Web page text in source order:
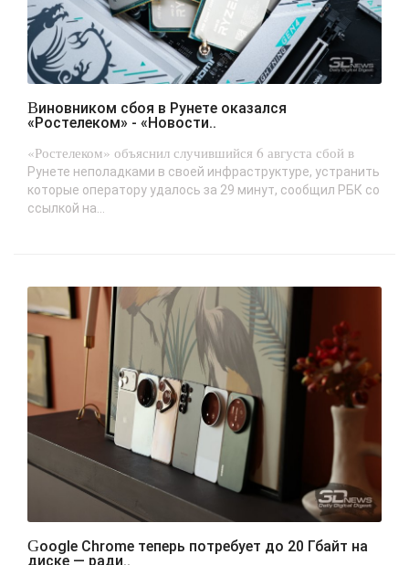
Виновником сбоя в Рунете оказался
«Ростелеком» - «Новости..
«Ростелеком» объяснил случившийся 6 августа сбой в
Рунете неполадками в своей инфраструктуре, устранить
которые оператору удалось за 29 минут, сообщил РБК со
ссылкой на...
Google Chrome теперь потребует до 20 Гбайт на
диске — ради..